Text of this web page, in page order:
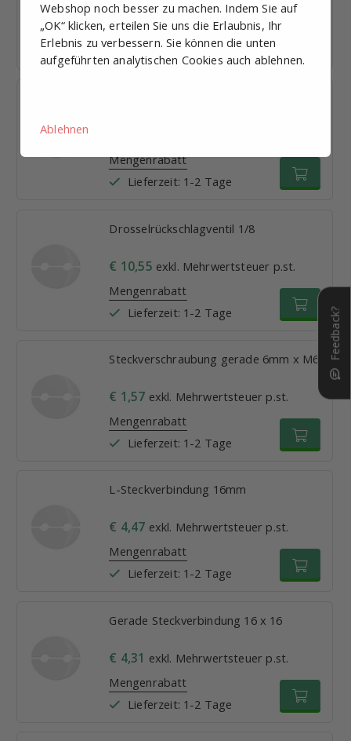
€ 2,87exkl. Mehrwertsteuer p.st.
Mengenrabatt
Lieferzeit: 1-2 Tage
Mengenrabatt
Lieferzeit: 1-2 Tage
Drosselrückschlagventil 1/8
€ 10,55 exkl. Mehrwertsteuer p.st.
Mengenrabatt
Lieferzeit: 1-2 Tage
Steckverschraubung gerade 6mm x M6
€ 1,57 exkl. Mehrwertsteuer p.st.
Mengenrabatt
Lieferzeit: 1-2 Tage
L-Steckverbindung 16mm
€ 4,47 exkl. Mehrwertsteuer p.st.
Mengenrabatt
Lieferzeit: 1-2 Tage
Gerade Steckverbindung 16 x 16
€ 4,31 exkl. Mehrwertsteuer p.st.
Mengenrabatt
Lieferzeit: 1-2 Tage
Webshop noch besser zu machen. Indem Sie auf
„OK“ klicken, erteilen Sie uns die Erlaubnis, Ihr
Erlebnis zu verbessern. Sie können die unten
aufgeführten analytischen Cookies auch ablehnen.
Ablehnen
Feedback?